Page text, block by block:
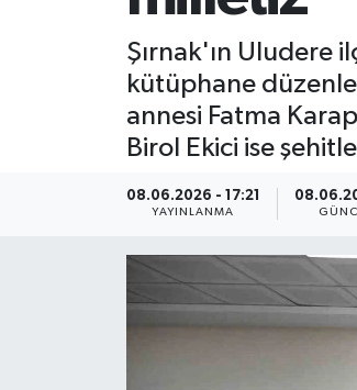
Şırnak'ın Uludere
kütüphane
annesi Fatma
Birol Ekici ise
08.06.2026 - 17:21
YAYINLANMA
Advertising news
Canlı Maç
Son Dakika Haberleri
Haber Arşivi